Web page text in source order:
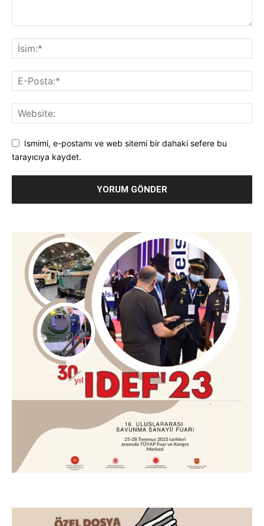
Ismimi, e-postamı ve web sitemi bir dahaki sefere bu
tarayıcıya kaydet.